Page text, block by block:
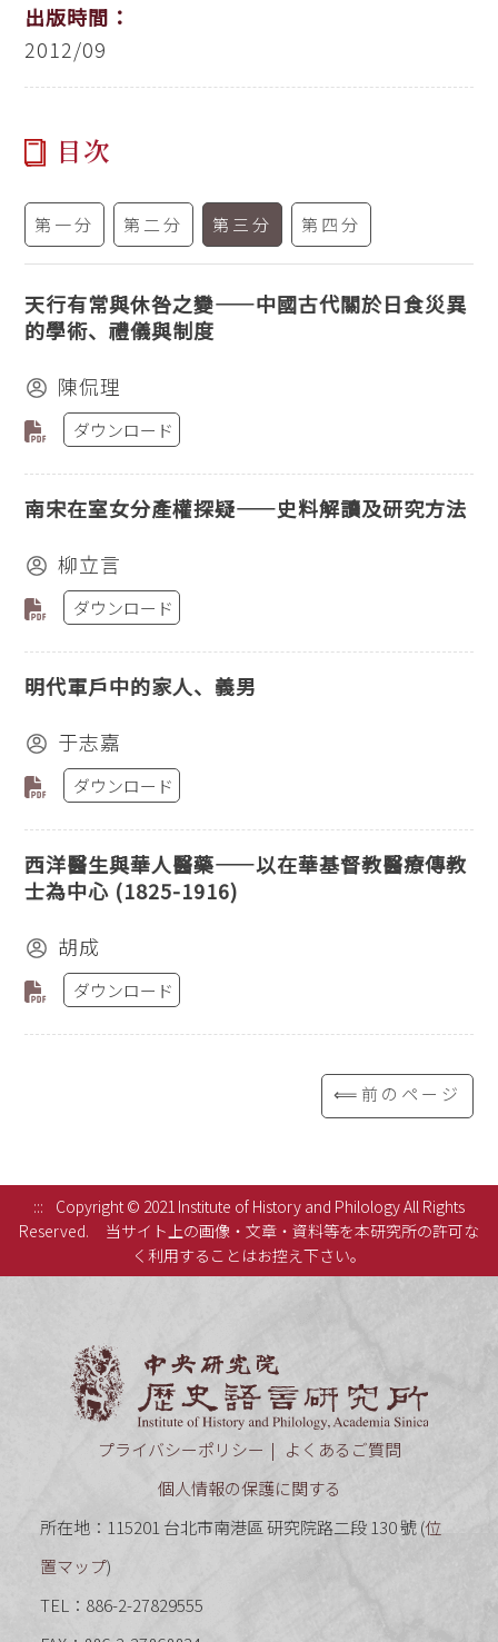
出版時間：
2012/09
目次
第一分 第二分 第三分 第四分
天行有常與休咎之變——中國古代關於日食災異
的學術、禮儀與制度
陳侃理
ダウンロード
南宋在室女分產權探疑——史料解讀及研究方法
柳立言
ダウンロード
明代軍戶中的家人、義男
于志嘉
ダウンロード
西洋醫生與華人醫藥——以在華基督教醫療傳教
士為中心 (1825-1916)
胡成
ダウンロード
⟸前のページ
:::
Copyright © 2021 Institute of History and Philology All Rights
Reserved.
当サイト上の画像・文章・資料等を本研究所の許可な
く利用することはお控え下さい。
プライバシーポリシー
よくあるご質問
個人情報の保護に関する
所在地：115201 台北市南港區 研究院路二段 130 號 (位
置マップ)
TEL：886-2-27829555